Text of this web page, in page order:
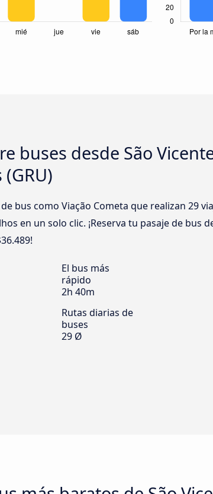
buses desde São
bus como Viação Cometa que realizan 29
en un solo clic. ¡Reserva tu pasaje de bus
El bus más
rápido
2h 40m
Rutas diarias de
buses
29 Ø